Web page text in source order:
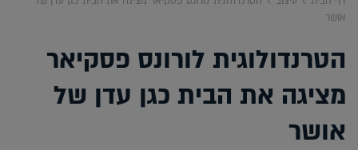
אושר
הטרנדולוגית לורונס פסקיאר
מציגה את הבית כגן עדן של
אושר